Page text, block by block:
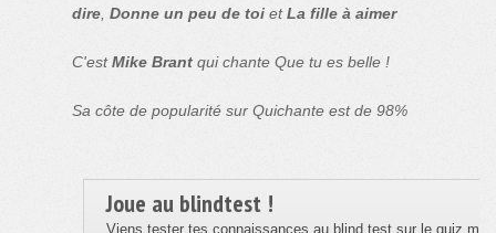
dire Donne un peu de toi etLa fille à aimer
C'estMike Brant qui chante Que tu es belle !
Sa côte de popularité sur Quichante est de 98%
Joue au blindtest !
Viens tester tes connaissances au blind test sur le quiz